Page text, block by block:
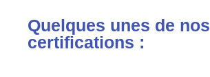
Quelques unes de nos
certifications :